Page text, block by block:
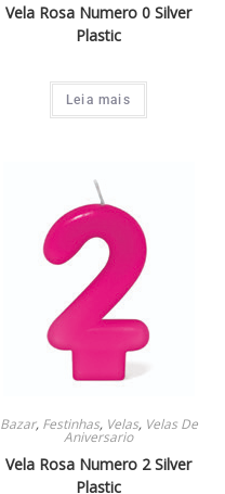
Vela Rosa Numero 0 Silver
Plastic
Leia mais
Bazar, Festinhas, Velas, Velas De
Aniversario
Vela Rosa Numero 2 Silver
Plastic